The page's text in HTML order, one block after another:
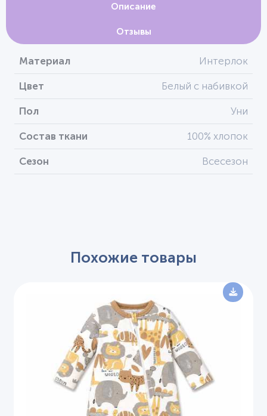
Описание
Отзывы
Материал Интерлок
Цвет Белый с набивкой
Пол Уни
Состав ткани 100% хлопок
Сезон Всесезон
Похожие товары